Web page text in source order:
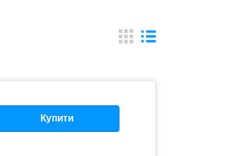
Купити